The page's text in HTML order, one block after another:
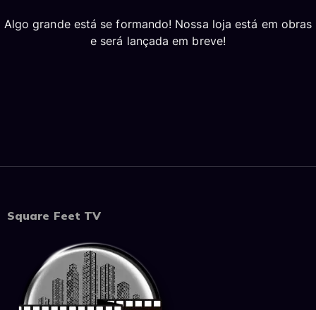
Algo grande está se formando! Nossa loja está em obras
e será lançada em breve!
Square Feet TV